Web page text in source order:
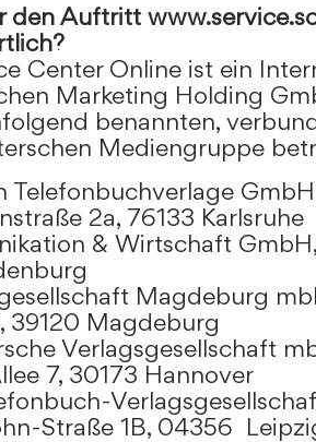
den Auftritt
Center Online ist ein
Marketing Holding
benannten,
Mediengruppe
Telefonbuchverlage GmbH
2a, 76133 Karlsruhe
& Wirtschaft
Magdeburg
39120 Magdeburg
Verlagsgesellschaft
7, 30173 Hannover
Straße 1B, 04356